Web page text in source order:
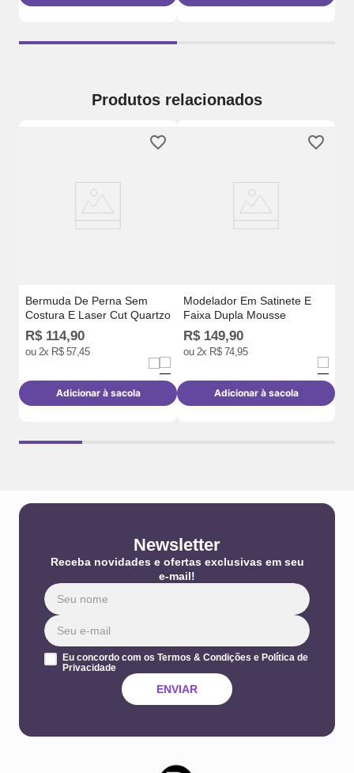
Produtos relacionados
Bermuda De Perna Sem
Costura E Laser Cut Quartzo
R$ 114,90
ou 2x R$ 57,45
Adicionar à sacola
Modelador Em Satinete E
Faixa Dupla Mousse
R$ 149,90
ou 2x R$ 74,95
Adicionar à sacola
Newsletter
Receba novidades e ofertas exclusivas em seu
e-mail!
Eu concordo com os Termos & Condições e Política de
Privacidade
ENVIAR